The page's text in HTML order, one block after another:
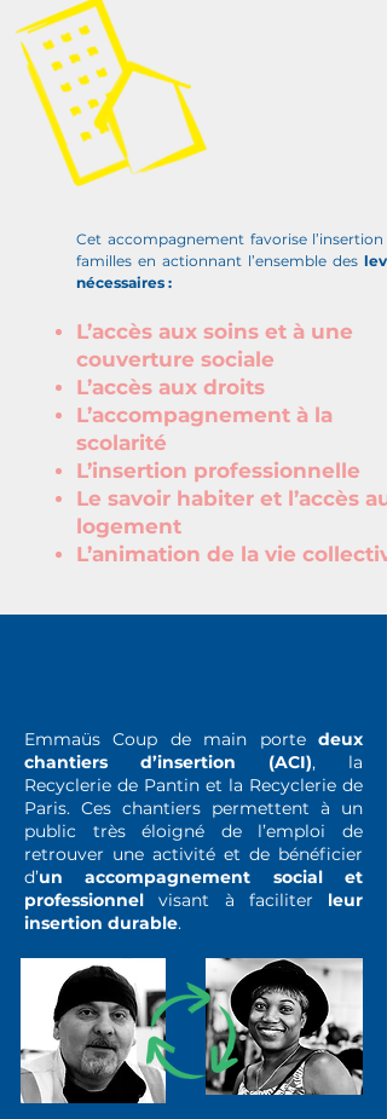
Cet accompagnement favorise l’insertion
familles en actionnant l’ensemble des
nécessaires :
L’accès aux soins et à une
couverture sociale
L’accès aux droits
L’accompagnement à la
scolarité
L’insertion professionnelle
Le savoir habiter et l’accès au
logement
L’animation de la vie
Emmaüs Coup de main porte deux
chantiers d’insertion (ACI), la
Recyclerie de Pantin et la Recyclerie de
Paris. Ces chantiers permettent à un
public très éloigné de l’emploi de
retrouver une activité et de bénéficier
d’un accompagnement social et
professionnelvisant à faciliter leur
insertion durable.